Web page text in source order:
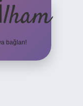
bağlan!